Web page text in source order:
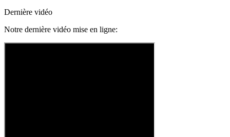
Dernière vidéo
Notre dernière vidéo mise en ligne: